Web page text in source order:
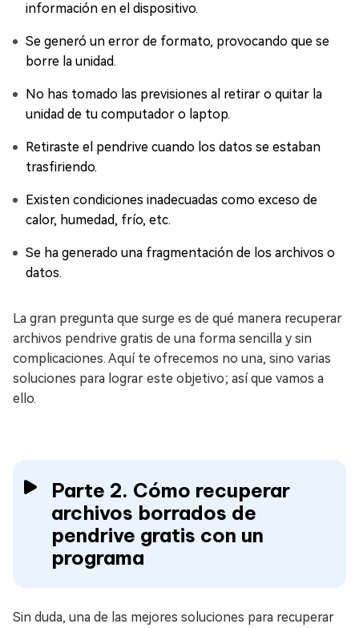
información en el dispositivo.
Se generó un error de formato, provocando que se
borre la unidad.
No has tomado las previsiones al retirar o quitar la
unidad de tu computador o laptop.
Retiraste el pendrive cuando los datos se estaban
trasfiriendo.
Existen condiciones inadecuadas como exceso de
calor, humedad, frío, etc.
Se ha generado una fragmentación de los archivos o
datos.
La gran pregunta que surge es de qué manera recuperar
archivos pendrive gratis de una forma sencilla y sin
complicaciones. Aquí te ofrecemos no una, sino varias
soluciones para lograr este objetivo; así que vamos a
ello.
Parte 2. Cómo recuperar
archivos borrados de
pendrive gratis con un
programa
Sin duda, una de las mejores soluciones para recuperar